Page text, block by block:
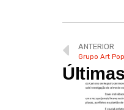
ANTERIOR
Grupo Art